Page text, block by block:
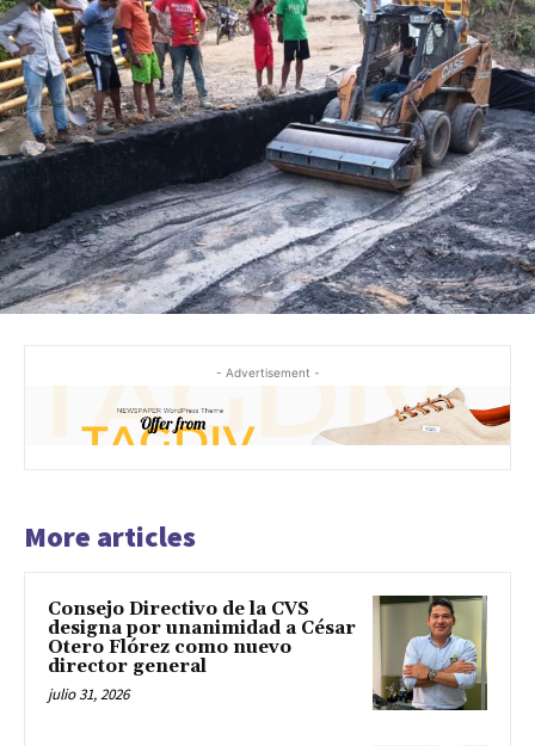
- Advertisement -
More articles
Consejo Directivo de la CVS
designa por unanimidad a César
Otero Flórez como nuevo
director general
julio 31, 2026